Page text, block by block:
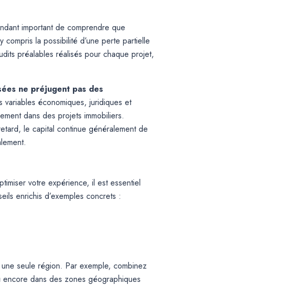
important de comprendre que
compris la possibilité d’une perte partielle
préalables réalisés pour chaque projet,
ne préjugent pas des
économiques, juridiques et
dans des projets immobiliers.
le capital continue généralement de
votre expérience, il est essentiel
enrichis d’exemples concrets :
seule région. Par exemple, combinez
dans des zones géographiques